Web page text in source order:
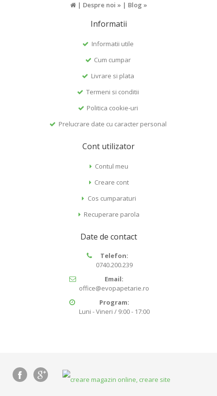
| Despre noi » | Blog »
Informatii
Informatii utile
Cum cumpar
Livrare si plata
Termeni si conditii
Politica cookie-uri
Prelucrare date cu caracter personal
Cont utilizator
Contul meu
Creare cont
Cos cumparaturi
Recuperare parola
Date de contact
Telefon:
0740.200.239
Email:
office@evopapetarie.ro
Program:
Luni - Vineri / 9:00 - 17:00